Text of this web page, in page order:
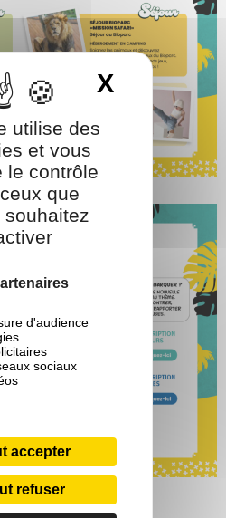
utilise des
et vous
le contrôle
que
souhaitez
d'audience
sociaux
accepter
refuser
X